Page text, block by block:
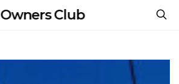
Owners Club